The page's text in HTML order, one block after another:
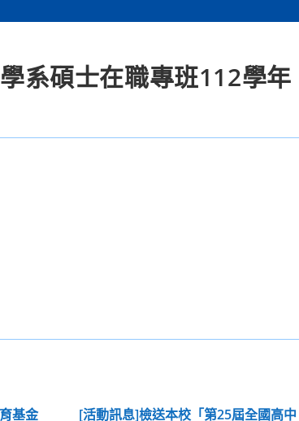
系碩士在職專班112學年
基金
[活動訊息]檢送本校「第25屆全國高中